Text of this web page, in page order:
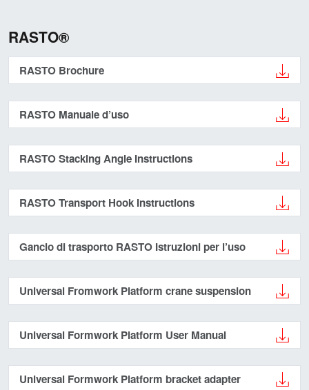
RASTO®
RASTO Brochure
RASTO Manuale d’uso
RASTO Stacking Angle Instructions
RASTO Transport Hook Instructions
Gancio di trasporto RASTO Istruzioni per l’uso
Universal Fromwork Platform crane suspension
Universal Formwork Platform User Manual
Universal Formwork Platform bracket adapter